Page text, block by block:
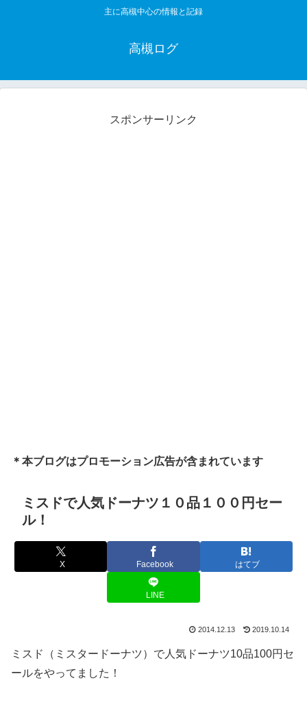
主に高槻中心の情報と記録
高槻ログ
スポンサーリンク
＊本ブログはプロモーション広告が含まれています
ミスドで人気ドーナツ１０品１００円セー
ル！
X Facebook はてブ
LINE
2014.12.13 2019.10.14
ミスド（ミスタードーナツ）で人気ドーナツ10品100円セ
ールをやってました！